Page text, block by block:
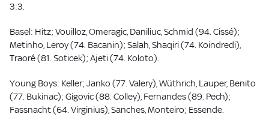
3:3.
Basel: Hitz; Vouilloz, Omeragic, Daniliuc, Schmid (94. Cissé);
Metinho, Leroy (74. Bacanin); Salah, Shaqiri (74. Koindredi),
Traoré (81. Soticek); Ajeti (74. Koloto).
Young Boys: Keller; Janko (77. Valery), Wüthrich, Lauper, Benito
(77. Bukinac); Gigovic (88. Colley), Fernandes (89. Pech);
Fassnacht (64. Virginius), Sanches, Monteiro; Essende.